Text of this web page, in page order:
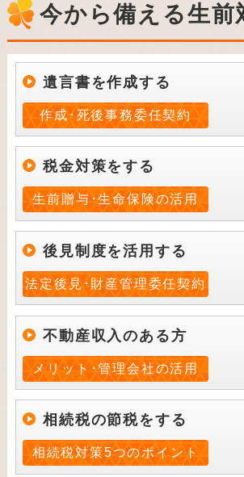
今から備える生前
遺言書を作成する
作成･死後事務委任契約
税金対策をする
生前贈与･生命保険の活用
後見制度を活用する
法定後見･財産管理委任契約
不動産収入のある方
メリット･管理会社の活用
相続税の節税をする
相続税対策5つのポイント